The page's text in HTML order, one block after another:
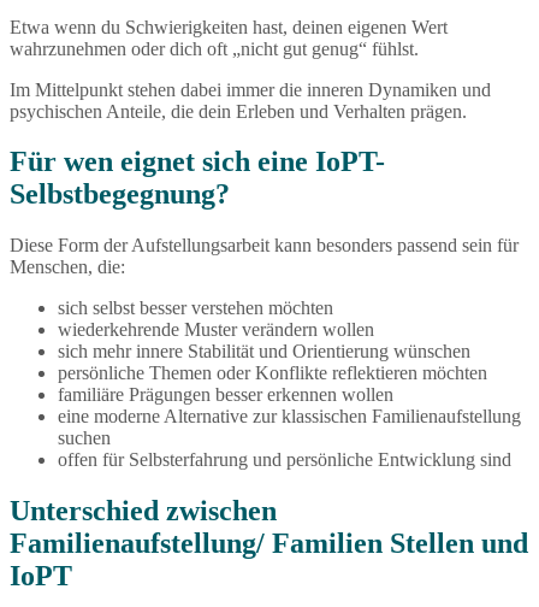
Etwa wenn du Schwierigkeiten hast, deinen eigenen Wert
wahrzunehmen oder dich oft „nicht gut genug“ fühlst.
Im Mittelpunkt stehen dabei immer die inneren Dynamiken und
psychischen Anteile, die dein Erleben und Verhalten prägen.
Für wen eignet sich eine IoPT-
Selbstbegegnung?
Diese Form der Aufstellungsarbeit kann besonders passend sein für
Menschen, die:
sich selbst besser verstehen möchten
wiederkehrende Muster verändern wollen
sich mehr innere Stabilität und Orientierung wünschen
persönliche Themen oder Konflikte reflektieren möchten
familiäre Prägungen besser erkennen wollen
eine moderne Alternative zur klassischen Familienaufstellung
suchen
offen für Selbsterfahrung und persönliche Entwicklung sind
Unterschied zwischen
Familienaufstellung/ Familien Stellen und
IoPT